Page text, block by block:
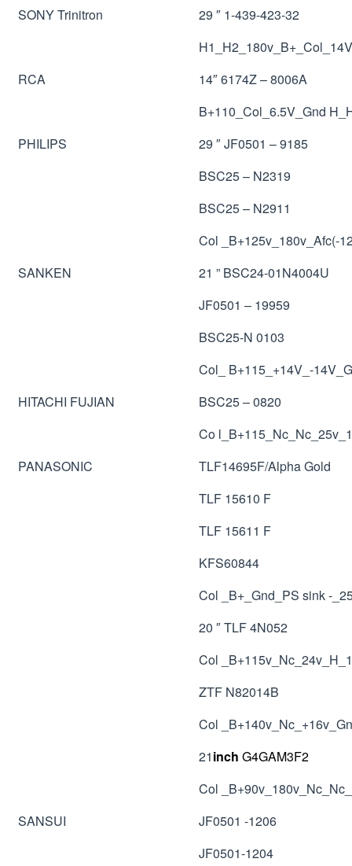
SONY Trinitron
29 ″ 1-439-423-32
RCA
14″ 6174Z – 8006A
B+110_Col_6.5V_Gnd
PHILIPS
29 ″ JF0501 – 9185
BSC25 – N2319
BSC25 – N2911
Col _B+125v_180v_Afc(-
SANKEN
21 ” BSC24-01N4004U
JF0501 – 19959
BSC25-N 0103
Col_ B+115_+14V_-
HITACHI FUJIAN
BSC25 – 0820
Co
PANASONIC
TLF14695F/Alpha Gold
TLF 15610 F
TLF 15611 F
KFS60844
Col _B+_Gnd_PS sink -
20 ″ TLF 4N052
Col
ZTF N82014B
Col
21inch G4GAM3F2
Col
SANSUI
JF0501 -1206
JF0501-1204